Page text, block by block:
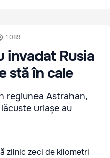
1 089
invadat Rusia
stă în cale
regiunea Astrahan,
uriaşe au
zilnic zeci de kilometri